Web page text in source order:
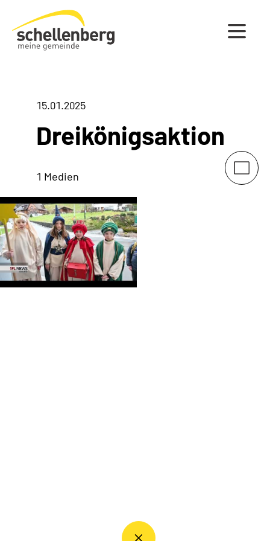
Gemeinde Schellenberg Startseite
15.01.2025
Dreikönigsaktion
1 Medien